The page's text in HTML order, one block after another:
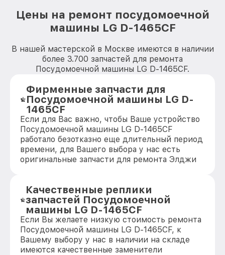
Цены на ремонт посудомоечной
машины LG D-1465CF
В нашей мастерской в Москве имеются в наличии
более 3.700 запчастей для ремонта
Посудомоечной машины LG D-1465CF.
Фирменные запчасти для
Посудомоечной машины LG D-
1465CF
Если для Вас важно, чтобы Ваше устройство
Посудомоечной машины LG D-1465CF
работало безотказно еще длительный период
времени, для Вашего выбора у нас есть
оригинальные запчасти для ремонта Элджи
Качественные реплики
запчастей Посудомоечной
машины LG D-1465CF
Если Вы желаете низкую стоимость ремонта
Посудомоечной машины LG D-1465CF, к
Вашему выбору у нас в наличии на складе
имеются качественные заменители